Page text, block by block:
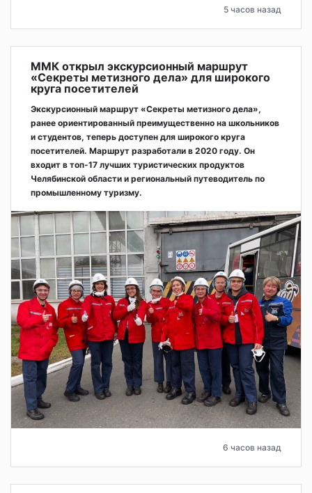
5 часов назад
ММК открыл экскурсионный маршрут
«Секреты метизного дела» для широкого
круга посетителей
Экскурсионный маршрут «Секреты метизного дела»,
ранее ориентированный преимущественно на школьников
и студентов, теперь доступен для широкого круга
посетителей. Маршрут разработали в 2020 году. Он
входит в топ-17 лучших туристических продуктов
Челябинской области и региональный путеводитель по
промышленному туризму.
6 часов назад